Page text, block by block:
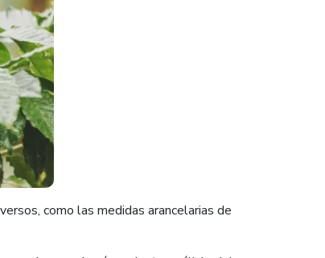
como las medidas arancelarias de